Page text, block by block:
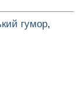
гумор,